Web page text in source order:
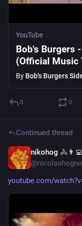
YouTube
Bob's Burgers
(Official Music
By Bob's Burgers
0 0
Continued thread
nikohog
youtube.com/